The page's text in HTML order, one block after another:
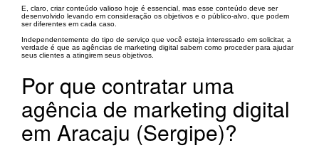
E, claro, criar conteúdo valioso hoje é essencial, mas esse conteúdo deve ser
desenvolvido levando em consideração os objetivos e o público-alvo, que podem
ser diferentes em cada caso.
Independentemente do tipo de serviço que você esteja interessado em solicitar, a
verdade é que as agências de marketing digital sabem como proceder para ajudar
seus clientes a atingirem seus objetivos.
Por que contratar uma
agência de marketing digital
em Aracaju (Sergipe)?